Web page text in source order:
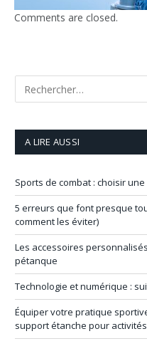
Comments are closed.
A LIRE AUSSI
Sports de combat : choisir
5 erreurs que font presque
comment les éviter)
Les accessoires
pétanque
Technologie et numérique :
Équiper votre pratique
support étanche pour activités